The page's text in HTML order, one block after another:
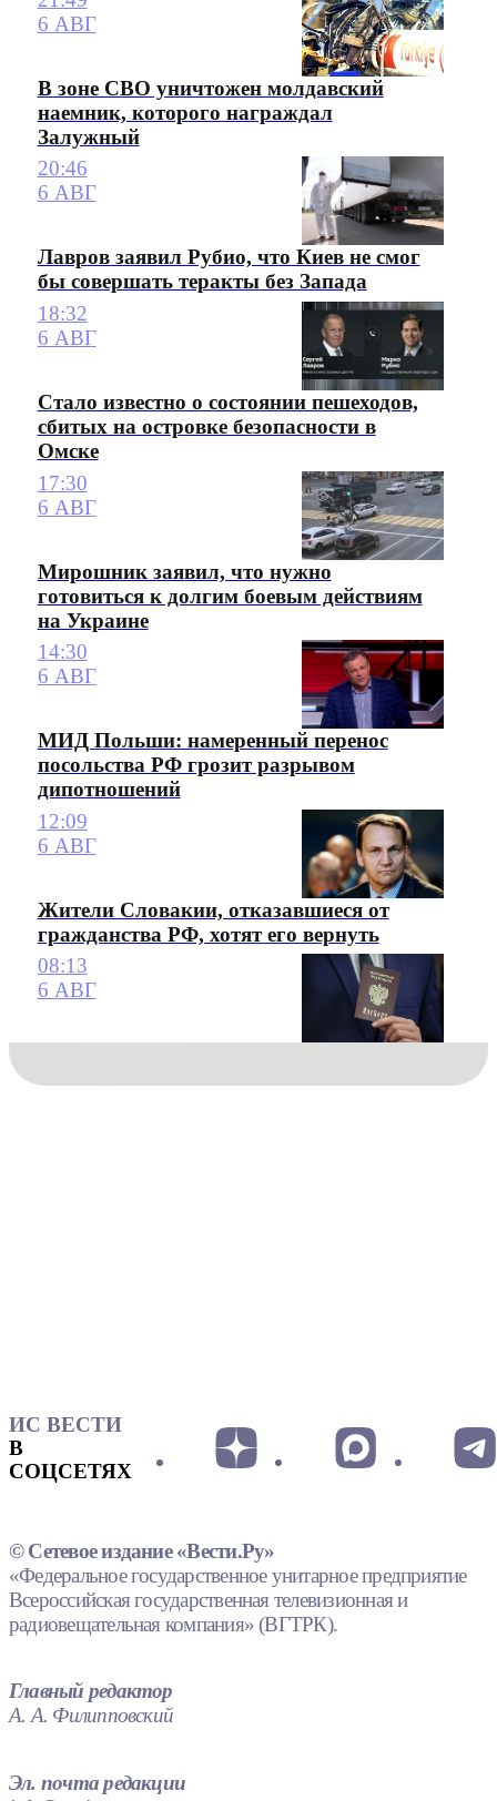
6 АВГ
В зоне СВО уничтожен молдавский
наемник, которого награждал
Залужный
20:46
6 АВГ
Лавров заявил Рубио, что Киев не смог
бы совершать теракты без Запада
18:32
6 АВГ
Стало известно о состоянии пешеходов,
сбитых на островке безопасности в
Омске
17:30
6 АВГ
Мирошник заявил, что нужно
готовиться к долгим боевым действиям
на Украине
14:30
6 АВГ
МИД Польши: намеренный перенос
посольства РФ грозит разрывом
дипотношений
12:09
6 АВГ
Жители Словакии, отказавшиеся от
гражданства РФ, хотят его вернуть
08:13
6 АВГ
ИС ВЕСТИ
В
СОЦСЕТЯХ
© Сетевое издание «Вести.Ру»
«Федеральное государственное унитарное предприятие
Всероссийская государственная телевизионная и
радиовещательная компания» (ВГТРК).
Главный редактор
А. А. Филипповский
Эл. почта редакции